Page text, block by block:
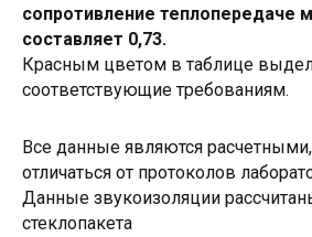
сопротивление теплопередаче
составляет 0,73.
Красным цветом в таблице
соответствующие требованиям.
Все данные являются
отличаться от протоколов
Данные звукоизоляции
стеклопакета